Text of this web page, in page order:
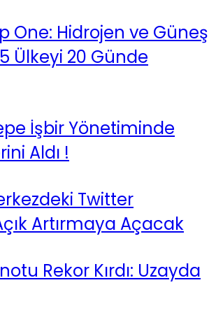
One: Hidrojen ve Güneş
Ülkeyi 20 Günde
İşbir Yönetiminde
Aldı !
Twitter
Artırmaya Açacak
Rekor Kırdı: Uzayda